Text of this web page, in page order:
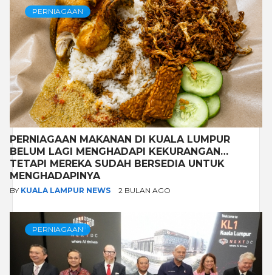
PERNIAGAAN
PERNIAGAAN MAKANAN DI KUALA LUMPUR
BELUM LAGI MENGHADAPI KEKURANGAN…
TETAPI MEREKA SUDAH BERSEDIA UNTUK
MENGHADAPINYA
BY KUALA LAMPUR NEWS 2 BULAN AGO
PERNIAGAAN